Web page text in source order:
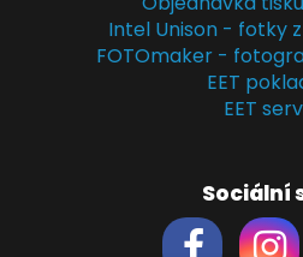
Intel Unison - fotky
FOTOmaker -
EET
EET
Sociální